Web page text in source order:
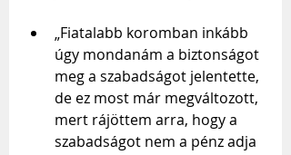
„Fiatalabb koromban inkább
úgy mondanám a biztonságot
meg a szabadságot jelentette,
de ez most már megváltozott,
mert rájöttem arra, hogy a
szabadságot nem a pénz adja